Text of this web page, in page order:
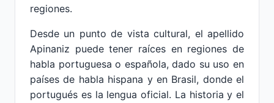
regiones.
Desde un punto de vista cultural, el apellido
Apinaniz puede tener raíces en regiones de
habla portuguesa o española, dado su uso en
países de habla hispana y en Brasil, donde el
portugués es la lengua oficial. La historia y el